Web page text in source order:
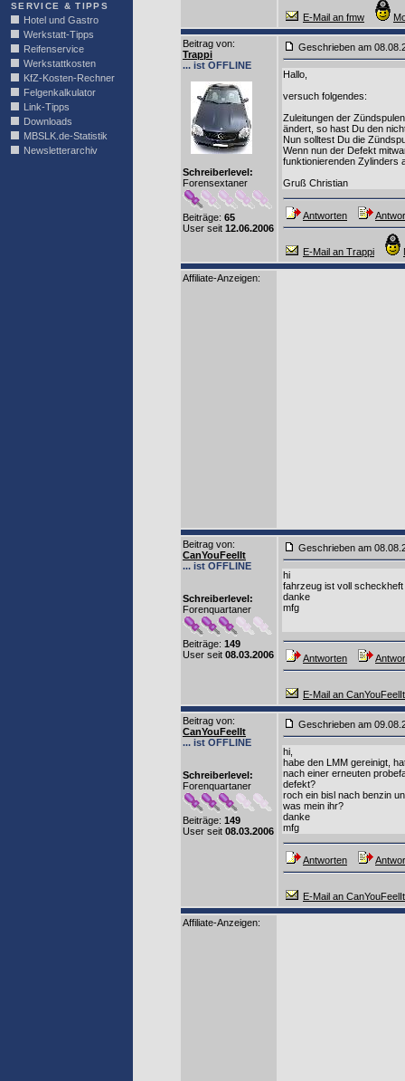
SERVICE & TIPPS
Hotel und Gastro
Werkstatt-Tipps
Reifenservice
Werkstattkosten
KfZ-Kosten-Rechner
Felgenkalkulator
Link-Tipps
Downloads
MBSLK.de-Statistik
Newsletterarchiv
E-Mail an fmw
Beitrag von:
Trappi
... ist OFFLINE
Schreiberlevel:
Forensextaner
Beiträge: 65
User seit 12.06.2006
Geschrieben am
Hallo,
versuch folgendes:
Zuleitungen der
ändert, so hast Du den
Nun solltest Du die
Wenn nun der Defekt
funktionierenden Zylinders
Gruß Christian
Antworten
E-Mail an Trappi
Affiliate-Anzeigen:
Beitrag von:
CanYouFeelIt
... ist OFFLINE
Schreiberlevel:
Forenquartaner
Beiträge: 149
User seit 08.03.2006
Geschrieben am
hi
fahrzeug ist voll scheckheft
danke
mfg
Antworten
E-Mail an CanYouFeelIt
Beitrag von:
CanYouFeelIt
... ist OFFLINE
Schreiberlevel:
Forenquartaner
Beiträge: 149
User seit 08.03.2006
Geschrieben am
hi,
habe den LMM gereinigt,
nach einer erneuten
defekt?
roch ein bisl nach benzin
was mein ihr?
danke
mfg
Antworten
E-Mail an CanYouFeelIt
Affiliate-Anzeigen: